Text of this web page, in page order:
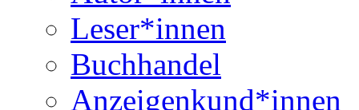
Leser*innen
Buchhandel
Anzeigenkund*innen